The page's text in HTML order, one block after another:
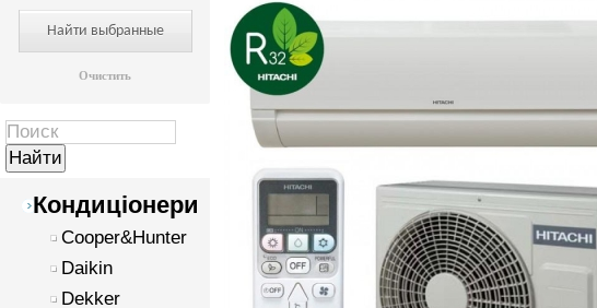
Очистить
Кондиціонери
Cooper&Hunter
Daikin
Dekker